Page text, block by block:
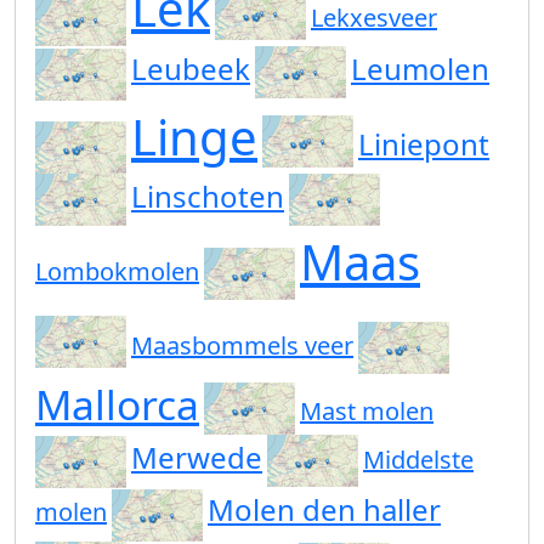
Lekxesveer
Leubeek Leumolen
Linge
Liniepont
Linschoten
Lombokmolen Maas
Maasbommels veer
Mallorca Mast molen
Merwede
Middelste
molen
Molen den haller